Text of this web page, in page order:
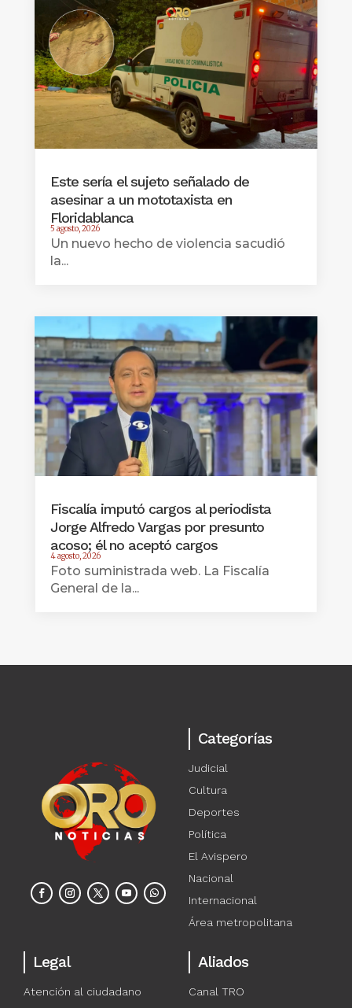
Este sería el sujeto señalado de
asesinar a un mototaxista en
Floridablanca
5 agosto, 2026
Un nuevo hecho de violencia sacudió
la...
Fiscalía imputó cargos al periodista
Jorge Alfredo Vargas por presunto
acoso; él no aceptó cargos
4 agosto, 2026
Foto suministrada web. La Fiscalía
General de la...
Categorías
Judicial
Cultura
Deportes
Política
El Avispero
Nacional
Internacional
Área metropolitana
Legal
Atención al ciudadano
Aliados
Canal TRO